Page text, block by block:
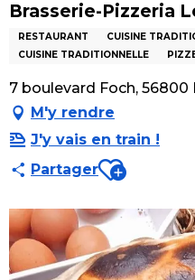
Brasserie-Pizzeria
RESTAURANT CUISINE
CUISINE TRADITIONNELLE
7 boulevard Foch, 56800
M'y rendre
J'y vais en train !
PartagerAjouter aux